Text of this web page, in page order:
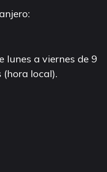
lunes a viernes de 9
(hora local).